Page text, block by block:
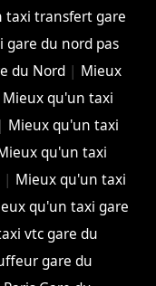
taxi transfert gare
du nord pas
du Nord | Mieux
Mieux qu'un taxi
Mieux qu'un taxi
qu'un taxi
| Mieux qu'un taxi
qu'un taxi gare
vtc gare du
gare du